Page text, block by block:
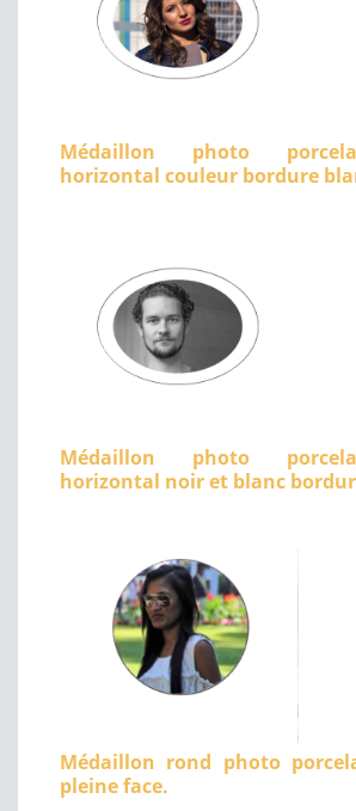
Médaillon photo
horizontal couleur bordure
Médaillon photo
horizontal noir et blanc
Médaillon rond photo
pleine face.